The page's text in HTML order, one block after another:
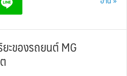
ะของรถยนต์ MG